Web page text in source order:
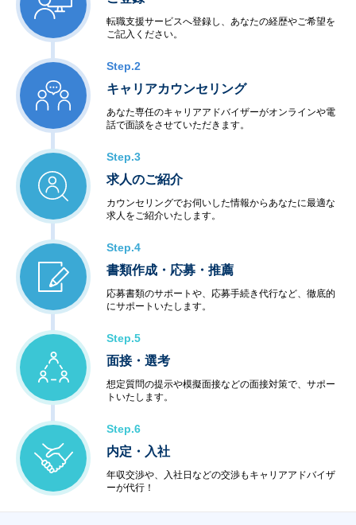
転職支援サービスへ登録し、あなたの経歴やご希望を
ご記入ください。
Step.2
キャリアカウンセリング
あなた専任のキャリアアドバイザーがオンラインや電
話で面談をさせていただきます。
Step.3
求人のご紹介
カウンセリングでお伺いした情報からあなたに最適な
求人をご紹介いたします。
Step.4
書類作成・応募・推薦
応募書類のサポートや、応募手続き代行など、徹底的
にサポートいたします。
Step.5
面接・選考
想定質問の提示や模擬面接などの面接対策で、サポー
トいたします。
Step.6
内定・入社
年収交渉や、入社日などの交渉もキャリアアドバイザ
ーが代行！